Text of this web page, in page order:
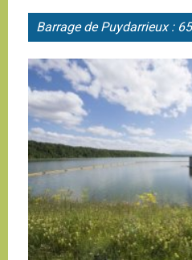
Barrage dePuydarrieux :